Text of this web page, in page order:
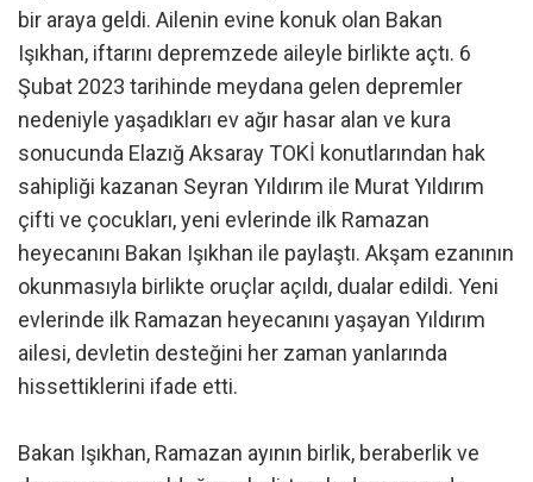
bir araya geldi. Ailenin evine konuk olan Bakan
Işıkhan, iftarını depremzede aileyle birlikte açtı. 6
Şubat 2023 tarihinde meydana gelen depremler
nedeniyle yaşadıkları ev ağır hasar alan ve kura
sonucunda Elazığ Aksaray TOKİ konutlarından hak
sahipliği kazanan Seyran Yıldırım ile Murat Yıldırım
çifti ve çocukları, yeni evlerinde ilk Ramazan
heyecanını Bakan Işıkhan ile paylaştı. Akşam ezanının
okunmasıyla birlikte oruçlar açıldı, dualar edildi. Yeni
evlerinde ilk Ramazan heyecanını yaşayan Yıldırım
ailesi, devletin desteğini her zaman yanlarında
hissettiklerini ifade etti.
Bakan Işıkhan, Ramazan ayının birlik, beraberlik ve